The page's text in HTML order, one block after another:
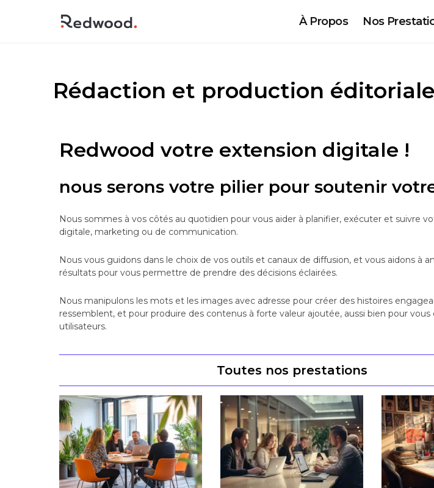
À Propos Nos
Rédaction et production éditoriale
Redwood votre extension digitale !
nous serons votre pilier pour soutenir
Nous sommes à vos côtés au quotidien pour vous aider à planifier, exécuter et suivre
digitale, marketing ou de communication.
Nous vous guidons dans le choix de vos outils et canaux de diffusion, et vous aidons à
résultats pour vous permettre de prendre des décisions éclairées.
Nous manipulons les mots et les images avec adresse pour créer des histoires
ressemblent, et pour produire des contenus à forte valeur ajoutée, aussi bien pour vous
utilisateurs.
Toutes nos prestations